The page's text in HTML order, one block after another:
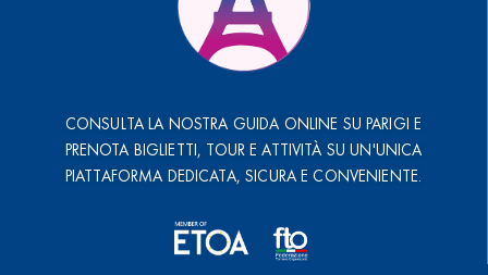
CONSULTA LA NOSTRA GUIDA ONLINE SU PARIGI E
PRENOTA BIGLIETTI, TOUR E ATTIVITÀ SU UN'UNICA
PIATTAFORMA DEDICATA, SICURA E CONVENIENTE.